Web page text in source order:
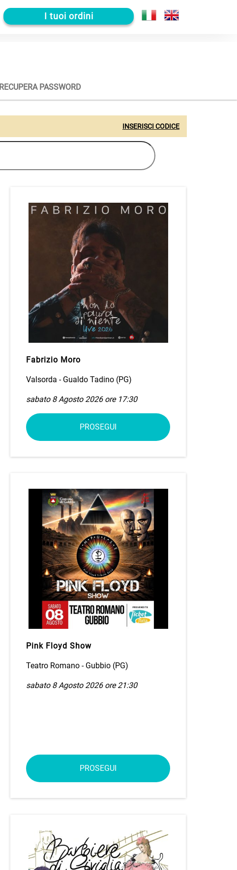
I tuoi ordini
RECUPERA PASSWORD
INSERISCI CODICE
Fabrizio Moro
Valsorda - Gualdo Tadino (PG)
sabato 8 Agosto 2026 ore 17:30
PROSEGUI
Pink Floyd Show
Teatro Romano - Gubbio (PG)
sabato 8 Agosto 2026 ore 21:30
PROSEGUI